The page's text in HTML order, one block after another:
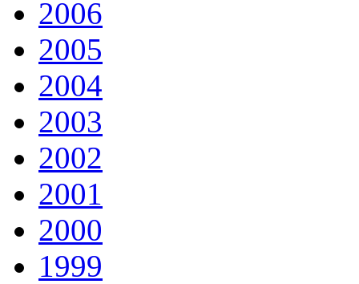
2006
2005
2004
2003
2002
2001
2000
1999